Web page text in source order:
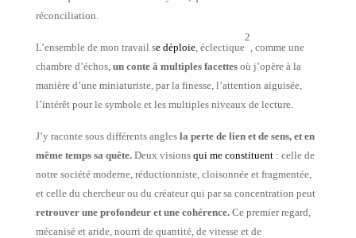
réconciliation.
L’ensemble de mon travail se déploie, éclectique
2
, comme une
chambre d’échos, un conte à multiples facettes où j’opère à la
manière d’une miniaturiste, par la finesse, l’attention aiguisée,
l’intérêt pour le symbole et les multiples niveaux de lecture.
J’y raconte sous différents angles la perte de lien et de sens, et en
même temps sa quête. Deux visions qui me constituent: celle de
notre société moderne, réductionniste, cloisonnée et fragmentée,
et celle du chercheur ou du créateur qui par sa concentration peut
retrouver une profondeur et une cohérence. Ce premier regard,
mécanisé et aride, nourri de quantité, de vitesse et de